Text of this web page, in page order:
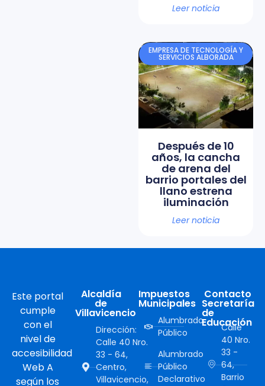
Leer noticia
EMPRESA DE TECNOLOGÍA Y
SERVICIOS ALBORADA
Después de 10
años, la cancha
de arena del
barrio portales del
llano estrena
iluminación
Leer noticia
Este portal
cumple
con el
nivel de
accesibilidad
Web A
según los
Alcaldía
de
Villavicencio
Dirección:
Calle 40 Nro.
33 - 64,
Centro,
Villavicencio,
Impuestos
Municipales
Alumbrado
Público
Alumbrado
Público
Declarativo
Contacto
Secretaría
de
Educación
Calle
40 Nro.
33 -
64,
Barrio